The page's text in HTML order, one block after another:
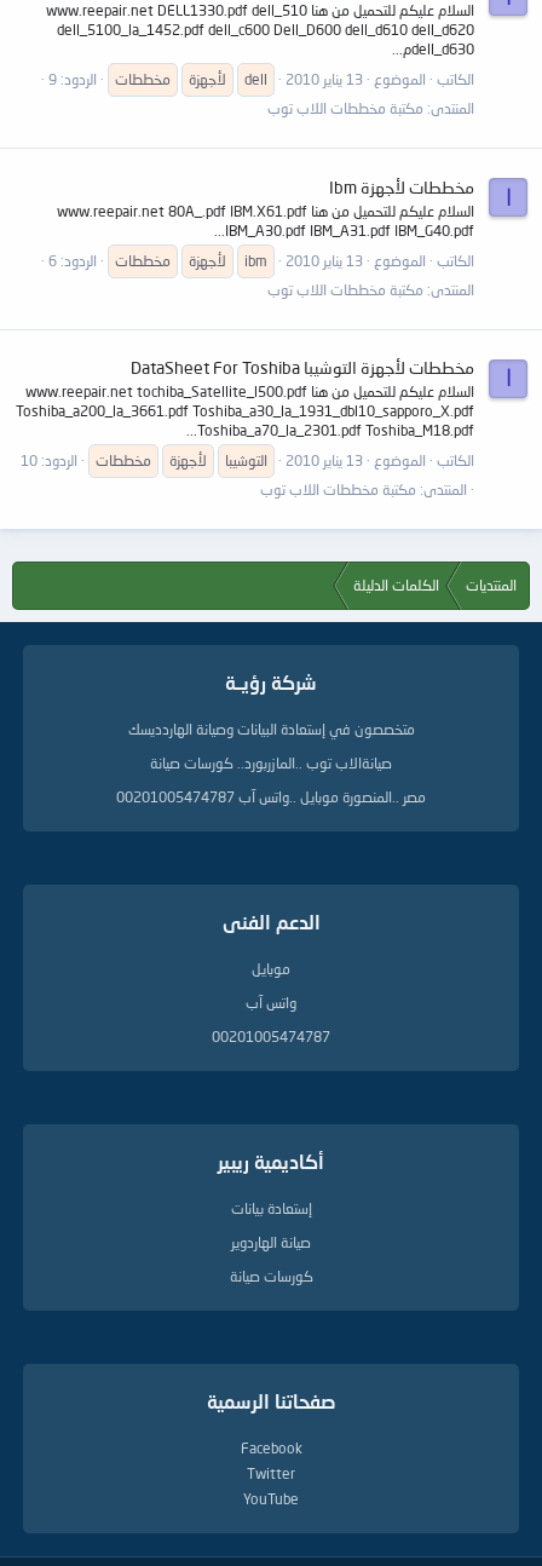
السلام عليكم للتحميل من هنا www.reepair.net DELL1330.pdf dell_510
dell_5100_la_1452.pdf dell_c600 Dell_D600 dell_d610 dell_d620
dell_d630م...
الكاتب
الموضوع 13 يناير 2010 dell لأجهزة مخططات
الردود: 9
المنتدى: مكتبة مخططات اللاب توب
ا مخططات لأجهزة Ibm
السلام عليكم للتحميل من هنا www.reepair.net 80A_.pdf IBM.X61.pdf
IBM_A30.pdf IBM_A31.pdf IBM_G40.pdf...
الكاتب
الموضوع 13 يناير 2010 ibm لأجهزة مخططات
الردود: 6
المنتدى: مكتبة مخططات اللاب توب
مخططات لأجهزة التوشيبا DataSheet For Toshiba
السلام عليكم للتحميل من هنا www.reepair.net tochiba_Satellite_l500.pdf
Toshiba_a200_la_3661.pdf Toshiba_a30_la_1931_dbl10_sapporo_X.pdf
Toshiba_a70_la_2301.pdf Toshiba_M18.pdf...
الكاتب
الموضوع 13 يناير 2010 التوشيبا لأجهزة مخططات
الردود: 10
المنتدى: مكتبة مخططات اللاب توب
المنتديات الكلمات الدليلة
شركة رؤيــة
متخصصون في إستعادة البيانات وصيانة الهاردديسك
صيانةالاب توب ..المازربورد.. كورسات صيانة
مصر ..المنصورة موبايل ..واتس آب 00201005474787
الدعم الفنى
موبايل
واتس آب
00201005474787
أكاديمية ريبير
إستعادة بيانات
صيانة الهاردوير
كورسات صيانة
صفحاتنا الرسمية
Facebook
Twitter
YouTube